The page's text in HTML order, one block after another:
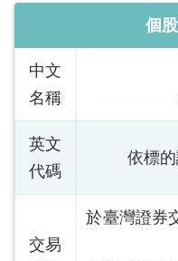
個
中文
名稱
英文
代碼
依標
交易
於臺灣證券